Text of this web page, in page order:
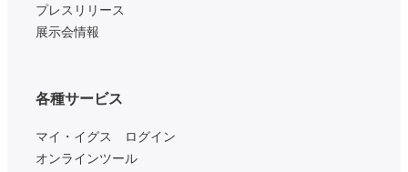
プレスリリース
展示会情報
各種サービス
マイ・イグス ログイン
オンラインツール